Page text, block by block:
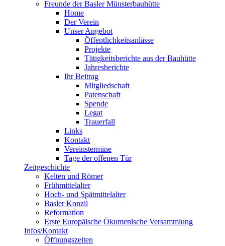
Freunde der Basler Münsterbauhütte
Home
Der Verein
Unser Angebot
Öffentlichkeitsanlässe
Projekte
Tätigkeitsberichte aus der Bauhütte
Jahresberichte
Ihr Beitrag
Mitgliedschaft
Patenschaft
Spende
Legat
Trauerfall
Links
Kontakt
Vereinstermine
Tage der offenen Tür
Zeitgeschichte
Kelten und Römer
Frühmittelalter
Hoch- und Spätmittelalter
Basler Konzil
Reformation
Erste Europäische Ökumenische Versammlung
Infos/Kontakt
Öffnungszeiten